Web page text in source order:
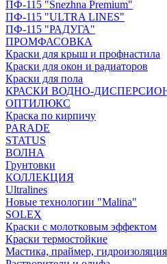
ПФ-115 "Snezhna Premium"
ПФ-115 "ULTRA LINES"
ПФ-115 "РАДУГА"
ПРОМФАСОВКА
Краски для крыш и профнастила
Краски для окон и радиаторов
Краски для пола
КРАСКИ ВОДНО-
ОПТИЛЮКС
Краска по кирпичу
PARADE
STATUS
ВОЛНА
Грунтовки
КОЛЛЕКЦИЯ
Ultralines
Новые технологии "Malina"
SOLEX
Краски с молотковым эффектом
Краски термостойкие
Мастика, праймер, гидроизоляция